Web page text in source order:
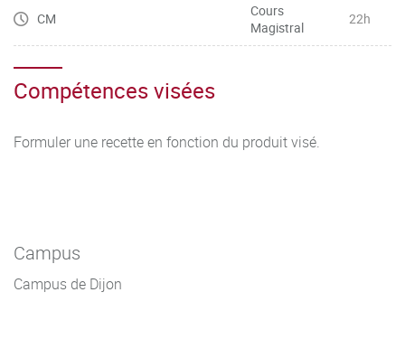
CM
Cours
Magistral
22h
Compétences visées
Formuler une recette en fonction du produit visé.
Campus
Campus de Dijon